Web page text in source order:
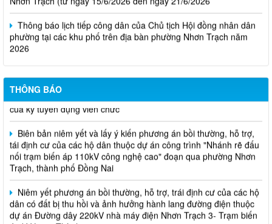
Thông báo lịch tiếp công dân của Chủ tịch Hội đồng nhân dân
phường tại các khu phố trên địa bàn phường Nhơn Trạch năm
2026
THÔNG BÁO
Niêm yết phương án bồi thường, hỗ trợ, tái định cư
Thông báo về việc hủy kết quả trúng tuyển (nguyện vọng 1)
của kỳ tuyên dụng viên chức
Biên bản niêm yết và lấy ý kiến phương án bồi thường, hỗ trợ,
tái định cư của các hộ dân thuộc dự án công trình "Nhánh rẽ đấu
nối trạm biến áp 110kV công nghệ cao" đoạn qua phường Nhơn
Trạch, thành phố Đồng Nai
Niêm yết phương án bồi thường, hỗ trợ, trái định cư của các hộ
dân có đất bị thu hồi và ảnh hưởng hành lang đường điện thuộc
dự án Đường dây 220kV nhà máy điện Nhơn Trạch 3- Trạm biến
áp kV Long Thành